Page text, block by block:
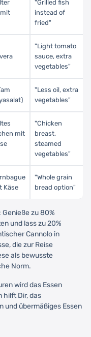
"Grilled fish
instead of
fried"
"Light tomato
sauce, extra
vegetables"
"Less oil, extra
vegetables"
mit
"Chicken
breast,
steamed
vegetables"
Käse
"Whole grain
bread option"
zu 80%
und lass zu 20%
Cannolo in
die zur Reise
als bewusste
Norm.
wird das Essen
hilft Dir, das
und übermäßiges Essen